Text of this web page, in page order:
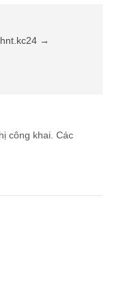
→
công khai. Các